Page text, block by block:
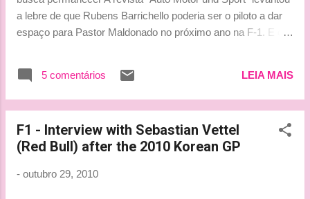
a lebre de que Rubens Barrichello poderia ser o piloto a dar
espaço para Pastor Maldonado no próximo ano na F-1. E o
Paulo, o piloto de 38 anos disse estar trabalhando, espera
ficar no time, mas a resposta sobre sua renovação só pode
afirmou já ter assinado o acordo e que o resto seriam
formalidades. "Eu tenho feito um trabalho grande e intenso
é uma coisa a ser perguntada para a Williams", respondeu o
5 comentários LEIA MAIS
F1 - Interview with Sebastian Vettel
(Red Bull) after the 2010 Korean GP
- outubro 29, 2010